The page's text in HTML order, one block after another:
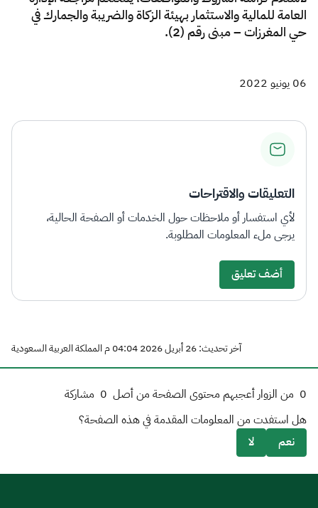
العامة للمالية والاستثمار بهيئة الزكاة والضريبة والجمارك في
حي المغرزات – مبنى رقم (2).
06 يونيو 2022
التعليقات والاقتراحات
لأي استفسار أو ملاحظات حول الخدمات أو الصفحة الحالية،
يرجى ملء المعلومات المطلوبة.
أضف تعليق
آخر تحديث: 26 أبريل 2026 04:04 م المملكة العربية السعودية
0 من الزوار أعجبهم محتوى الصفحة من أصل 0 مشاركة
هل استفدت من المعلومات المقدمة في هذه الصفحة؟
نعم
لا